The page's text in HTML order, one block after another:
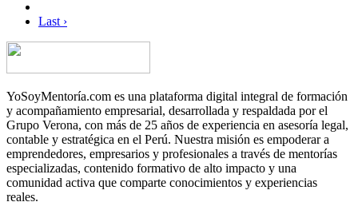
Last ›
YoSoyMentoría.com es una plataforma digital integral de formación
y acompañamiento empresarial, desarrollada y respaldada por el
Grupo Verona, con más de 25 años de experiencia en asesoría legal,
contable y estratégica en el Perú. Nuestra misión es empoderar a
emprendedores, empresarios y profesionales a través de mentorías
especializadas, contenido formativo de alto impacto y una
comunidad activa que comparte conocimientos y experiencias
reales.